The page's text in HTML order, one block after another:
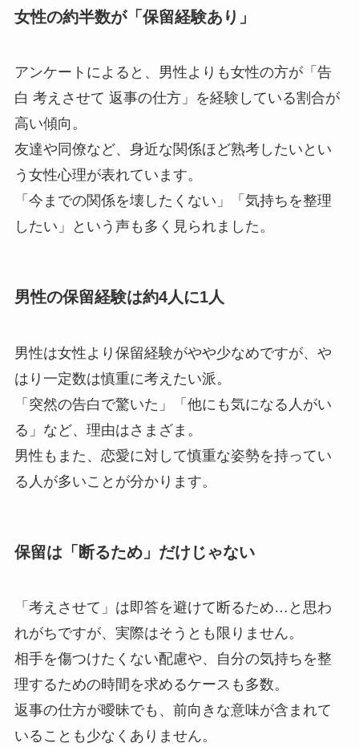
女性の約半数が「保留経験あり」
アンケートによると、男性よりも女性の方が「告
白 考えさせて 返事の仕方」を経験している割合が
高い傾向。
友達や同僚など、身近な関係ほど熟考したいとい
う女性心理が表れています。
「今までの関係を壊したくない」「気持ちを整理
したい」という声も多く見られました。
男性の保留経験は約4人に1人
男性は女性より保留経験がやや少なめですが、や
はり一定数は慎重に考えたい派。
「突然の告白で驚いた」「他にも気になる人がい
る」など、理由はさまざま。
男性もまた、恋愛に対して慎重な姿勢を持ってい
る人が多いことが分かります。
保留は「断るため」だけじゃない
「考えさせて」は即答を避けて断るため…と思わ
れがちですが、実際はそうとも限りません。
相手を傷つけたくない配慮や、自分の気持ちを整
理するための時間を求めるケースも多数。
返事の仕方が曖昧でも、前向きな意味が含まれて
いることも少なくありません。